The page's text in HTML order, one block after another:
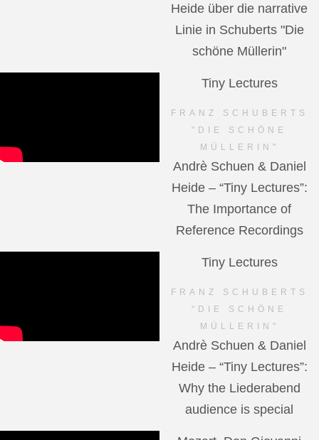
Heide über die narrative
Linie in Schuberts "Die
schöne Müllerin"
Tiny Lectures
FRANZ SCHUBERTS
"DIE SCHÖNE
MÜLLERIN"
Andrè Schuen & Daniel
Heide – “Tiny Lectures”:
The Importance of
Reference Recordings
Tiny Lectures
FRANZ SCHUBERTS
"DIE SCHÖNE
MÜLLERIN"
Andrè Schuen & Daniel
Heide – “Tiny Lectures”:
Why the Liederabend
audience is special